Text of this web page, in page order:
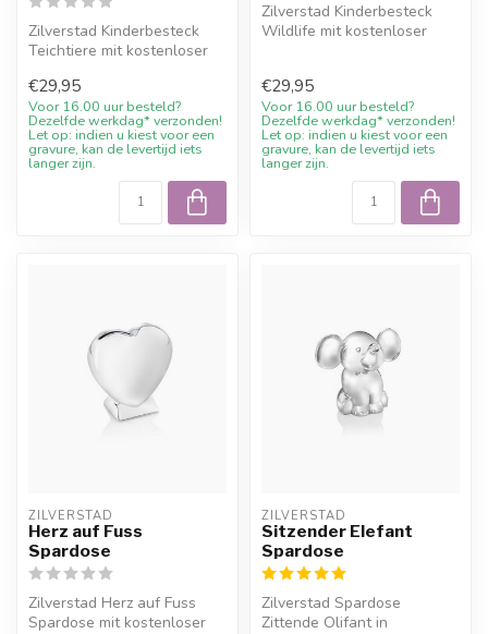
Zilverstad Kinderbesteck
Teichtiere mit kostenloser
Willkommensra...
€29,95
Voor 16.00 uur besteld?
Dezelfde werkdag* verzonden!
Let op: indien u kiest voor een
gravure, kan de levertijd iets
langer zijn.
Zilverstad Kinderbesteck
Wildlife mit kostenloser
€29,95
Voor 16.00 uur besteld?
Dezelfde werkdag* verzonden!
Let op: indien u kiest voor een
gravure, kan de levertijd iets
langer zijn.
ZILVERSTAD
Herz auf Fuss
Spardose
Zilverstad Herz auf Fuss
Spardose mit kostenloser
ZILVERSTAD
Sitzender Elefant
Spardose
Zilverstad Spardose
Zittende Olifant in